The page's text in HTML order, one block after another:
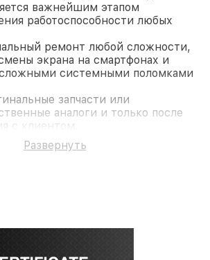
важнейшим этапом
работоспособности любых
ремонт любой сложности,
экрана на смартфонах и
сложными системными поломками
запчасти или
аналоги и только после
с клиентом.
замененные комплектующие
длительная гарантия. В случае
Развернуть